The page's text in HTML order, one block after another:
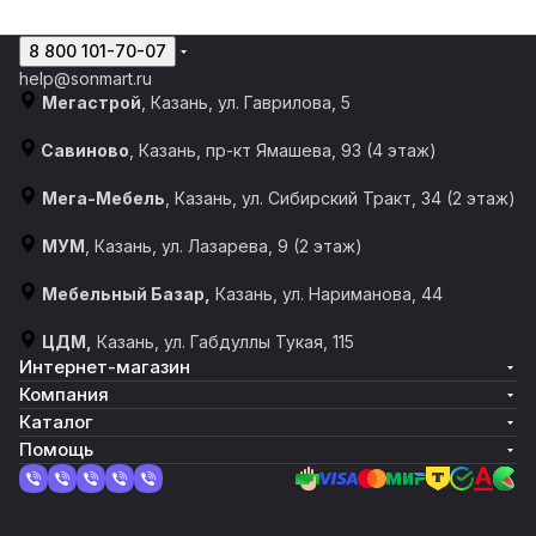
8 800 101-70-07
help@sonmart.ru
Мегастрой , Казань, ул. Гаврилова, 5
Савиново , Казань, пр-кт Ямашева, 93 (4 этаж)
Мега-Мебель , Казань, ул. Сибирский Тракт, 34 (2 этаж)
МУМ , Казань, ул. Лазарева, 9 (2 этаж)
Мебельный Базар, Казань, ул. Нариманова, 44
ЦДМ, Казань, ул. Габдуллы Тукая, 115
Интернет-магазин
Компания
Каталог
Помощь